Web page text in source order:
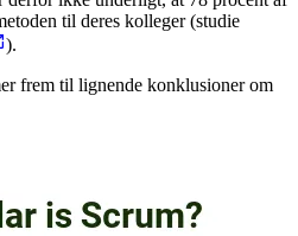
til deres kolleger (studie
).
frem til lignende konklusioner om